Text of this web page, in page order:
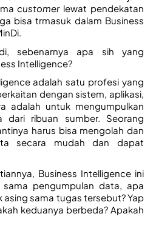
customer lewat pendekatan
bisa trmasuk dalam Business
sebenarnya apa sih yang
Intelligence?
adalah satu profesi yang
dengan sistem, aplikasi,
adalah untuk mengumpulkan
dari ribuan sumber. Seorang
harus bisa mengolah dan
secara mudah dan dapat
Business Intelligence ini
pengumpulan data, apa
asing sama tugas tersebut? Yap
keduanya berbeda? Apakah